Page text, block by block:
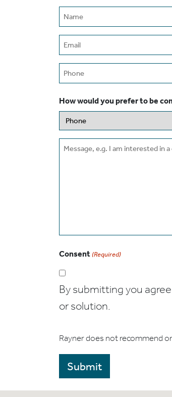
Name
(Required)
Email
(Required)
Phone
How would you prefer to be
Message
Consent (Required)
By submitting you
or solution.
Rayner does not recommend